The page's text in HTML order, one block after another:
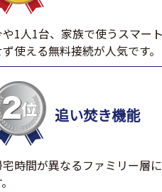
や1人1台、家族で使うスマー
使える無料接続が人気です。
追い焚き機能
宅時間が異なるファミリー層